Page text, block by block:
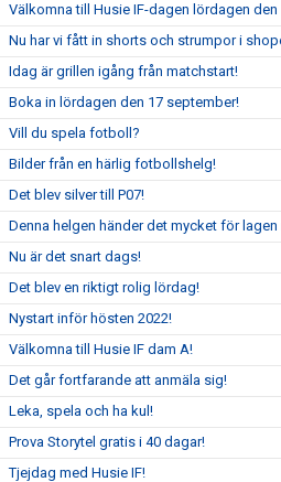
Välkomna till Husie IF-dagen lördagen
Nu har vi fått in shorts och strumpor i
Idag är grillen igång från matchstart!
Boka in lördagen den 17 september!
Vill du spela fotboll?
Bilder från en härlig fotbollshelg!
Det blev silver till P07!
Denna helgen händer det mycket för lagen
Nu är det snart dags!
Det blev en riktigt rolig lördag!
Nystart inför hösten 2022!
Välkomna till Husie IF dam A!
Det går fortfarande att anmäla sig!
Leka, spela och ha kul!
Prova Storytel gratis i 40 dagar!
Tjejdag med Husie IF!